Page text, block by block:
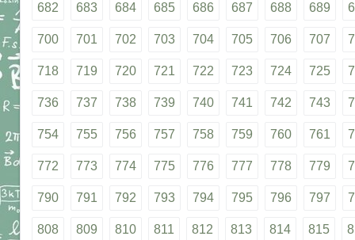
682 683 684 685 686 687 688 689
700 701 702 703 704 705 706 707
718 719 720 721 722 723 724 725
736 737 738 739 740 741 742 743
754 755 756 757 758 759 760 761
772 773 774 775 776 777 778 779
790 791 792 793 794 795 796 797
808 809 810 811 812 813 814 815